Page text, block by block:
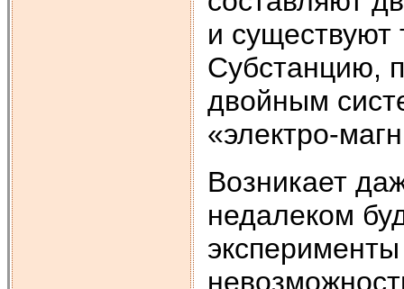
и существуют
Субстанцию,
двойным
«электро-
Возникает
недалеком